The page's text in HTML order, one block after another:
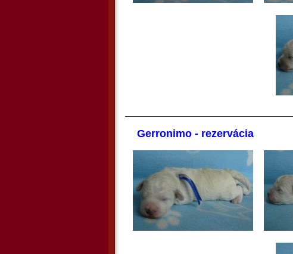
Gerronimo - rezervácia